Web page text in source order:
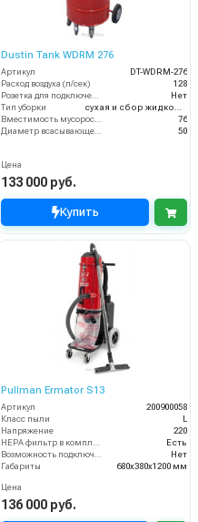
Dustin Tank WDRM 276
Артикул
DT-WDRM-276
Расход воздуха (л/сек)
128
Розетка для подключения инструмента
Нет
Тип уборки
сухая и сбор жидкостей
Вместимость мусоросборника (л)
76
Диаметр всасывающего отверстия (мм)
50
Цена
133 000 руб.
Купить
Pullman Ermator S13
Артикул
200900058
Класс пыли
Напряжение
220
Есть
Нет
Габариты
680х380х1200 мм
Цена
136 000 руб.